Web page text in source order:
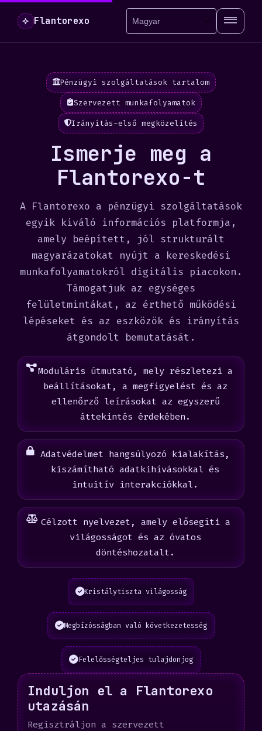
⟡ Flantorexo
Pénzügyi szolgáltatások tartalom
Szervezett munkafolyamatok
Irányítás-első megközelítés
Ismerje meg a
Flantorexo-t
A Flantorexo a pénzügyi szolgáltatások
egyik kiváló információs platformja,
amely beépített, jól strukturált
magyarázatokat nyújt a kereskedési
munkafolyamatokról digitális piacokon.
Támogatjuk az egységes
felületmintákat, az érthető működési
lépéseket és az eszközök és irányítás
átgondolt bemutatását.
Moduláris útmutató, mely részletezi a
beállításokat, a megfigyelést és az
ellenőrző leírásokat az egyszerű
áttekintés érdekében.
Adatvédelmet hangsúlyozó kialakítás,
kiszámítható adatkihívásokkal és
intuitív interakciókkal.
Célzott nyelvezet, amely elősegíti a
világosságot és az óvatos
döntéshozatalt.
Kristálytiszta világosság
Megbízósságban való következetesség
Felelősségteljes tulajdonjog
Induljon el a Flantorexo
utazásán
Regisztráljon a szervezett